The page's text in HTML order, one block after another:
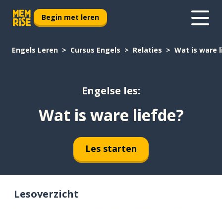
Begin met leren
Engels Leren Cursus Engels Relaties Wat is ware
Engelse les:
Wat is ware liefde?
Les starten
Lesoverzicht